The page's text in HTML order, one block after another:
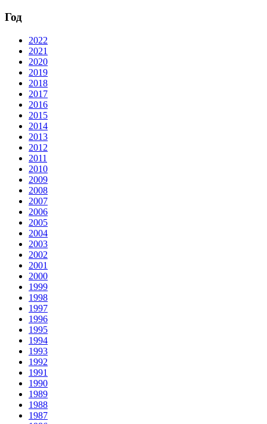
Год
2022
2021
2020
2019
2018
2017
2016
2015
2014
2013
2012
2011
2010
2009
2008
2007
2006
2005
2004
2003
2002
2001
2000
1999
1998
1997
1996
1995
1994
1993
1992
1991
1990
1989
1988
1987